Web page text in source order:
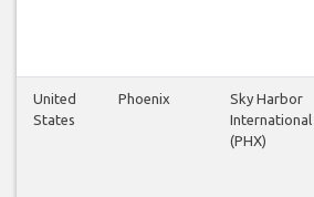
United
States
Phoenix
Sky Harbor
International
(PHX)